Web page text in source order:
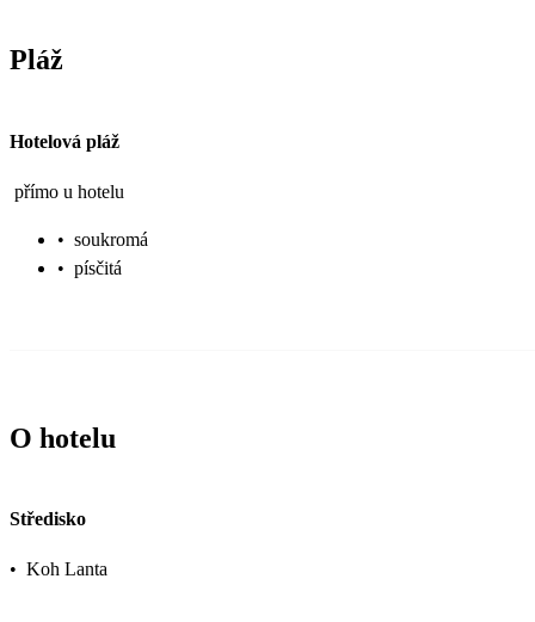
Pláž
Hotelová pláž
přímo u hotelu
• soukromá
• písčitá
O hotelu
Středisko
• Koh Lanta